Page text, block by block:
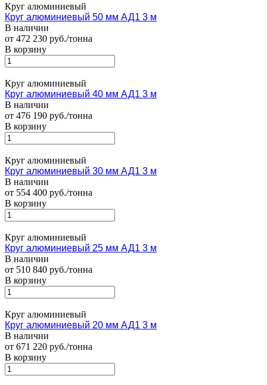
Круг алюминиевый
Круг алюминиевый 50 мм АД1 3 м
В наличии
от 472 230 руб./тонна
В корзину
Круг алюминиевый
Круг алюминиевый 40 мм АД1 3 м
В наличии
от 476 190 руб./тонна
В корзину
Круг алюминиевый
Круг алюминиевый 30 мм АД1 3 м
В наличии
от 554 400 руб./тонна
В корзину
Круг алюминиевый
Круг алюминиевый 25 мм АД1 3 м
В наличии
от 510 840 руб./тонна
В корзину
Круг алюминиевый
Круг алюминиевый 20 мм АД1 3 м
В наличии
от 671 220 руб./тонна
В корзину